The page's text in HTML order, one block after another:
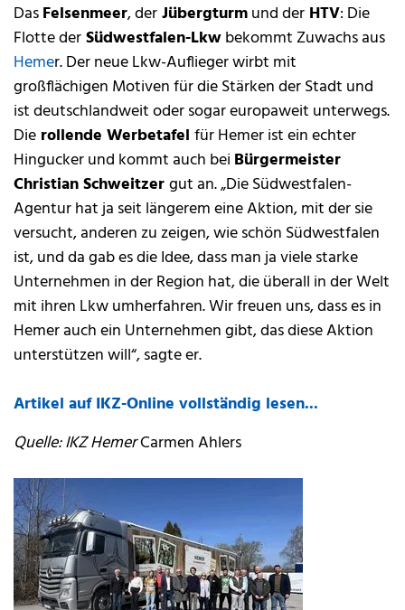
DasFelsenmeer, derJübergturmund der HTV: Die
Flotte derSüdwestfalen-Lkwbekommt Zuwachs aus
Hemer. Der neue Lkw-Auflieger wirbt mit
großflächigen Motiven für die Stärken der Stadt und
ist deutschlandweit oder sogar europaweit unterwegs.
Die rollende Werbetafel für Hemer ist ein echter
Hingucker und kommt auch bei Bürgermeister
Christian Schweitzergut an. „Die Südwestfalen-
Agentur hat ja seit längerem eine Aktion, mit der sie
versucht, anderen zu zeigen, wie schön Südwestfalen
ist, und da gab es die Idee, dass man ja viele starke
Unternehmen in der Region hat, die überall in der Welt
mit ihren Lkw umherfahren. Wir freuen uns, dass es in
Hemer auch ein Unternehmen gibt, das diese Aktion
unterstützen will“, sagte er.
Artikel auf IKZ-Online vollständig lesen...
Quelle: IKZ HemerCarmen Ahlers